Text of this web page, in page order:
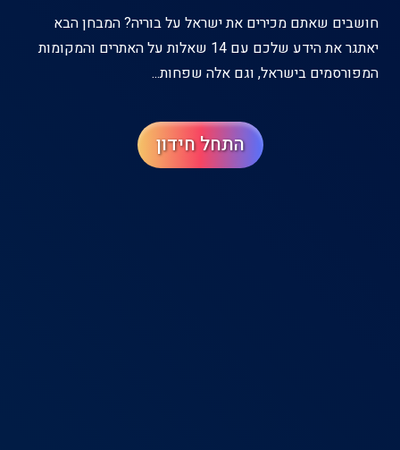
חושבים שאתם מכירים את ישראל על בוריה? המבחן הבא
יאתגר את הידע שלכם עם 14 שאלות על האתרים והמקומות
המפורסמים בישראל, וגם אלה שפחות...
התחל חידון